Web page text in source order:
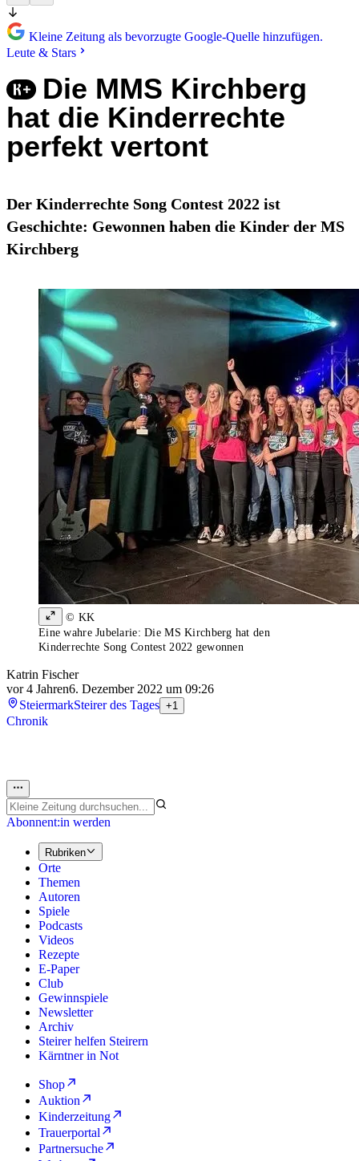
Kleine Zeitung als bevorzugte Google-Quelle hinzufügen.
Leute & Stars
Die MMS Kirchberg
hat die Kinderrechte
perfekt vertont
Der Kinderrechte Song Contest 2022 ist
Geschichte: Gewonnen haben die Kinder der MS
Kirchberg
© KK
Eine wahre Jubelarie: Die MS Kirchberg hat den
Kinderrechte Song Contest 2022 gewonnen
Katrin Fischer
vor 4 Jahren6. Dezember 2022 um 09:26
SteiermarkSteirer des Tages +1
Chronik
Abonnent:in werden
Rubriken
Orte
Themen
Autoren
Spiele
Podcasts
Videos
Rezepte
E-Paper
Club
Gewinnspiele
Newsletter
Archiv
Steirer helfen Steirern
Kärntner in Not
Shop
Auktion
Kinderzeitung
Trauerportal
Partnersuche